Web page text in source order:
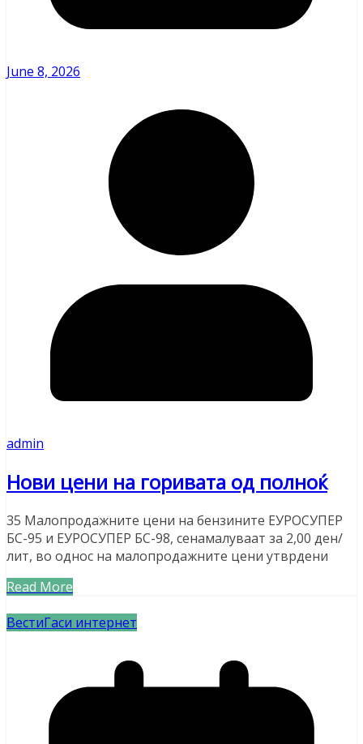
June 8, 2026
admin
Нови цени на горивата од полноќ
35 Малопродажните цени на бензините ЕУРОСУПЕР
БС-95 и ЕУРОСУПЕР БС-98, сенамалуваат за 2,00 ден/
лит, во однос на малопродажните цени утврдени
Read More
ВестиГаси интернет